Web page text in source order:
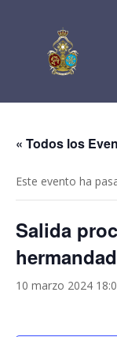
« Todos los
Este evento ha
Salida
10 marzo 2024